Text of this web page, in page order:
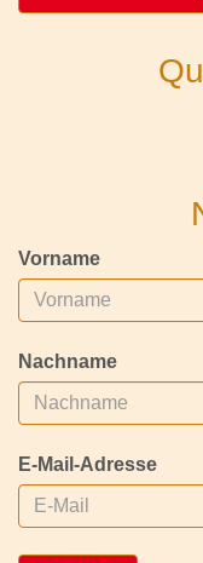
Vorname
Nachname
E-Mail-Adresse